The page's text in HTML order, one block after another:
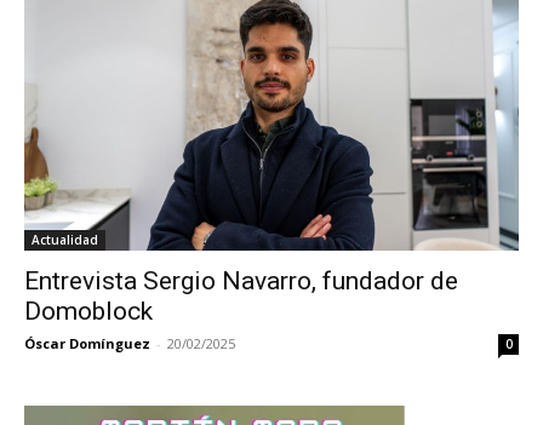
Actualidad
Entrevista Sergio Navarro, fundador de
Domoblock
Óscar Domínguez - 20/02/2025 0